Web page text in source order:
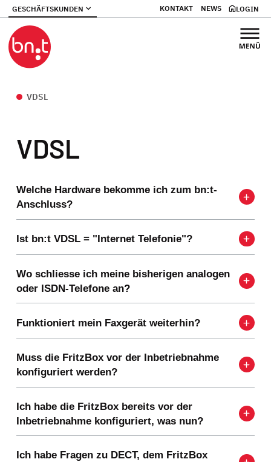
GESCHÄFTSKUNDEN KONTAKT NEWS LOGIN
VDSL
VDSL
Welche Hardware bekomme ich zum bn:t-
Anschluss?
Ist bn:t VDSL = "Internet Telefonie"?
Wo schliesse ich meine bisherigen analogen
oder ISDN-Telefone an?
Funktioniert mein Faxgerät weiterhin?
Muss die FritzBox vor der Inbetriebnahme
konfiguriert werden?
Ich habe die FritzBox bereits vor der
Inbetriebnahme konfiguriert, was nun?
Ich habe Fragen zu DECT, dem FritzBox